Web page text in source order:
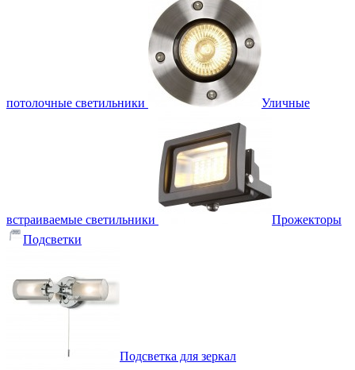
потолочные светильники Уличные
встраиваемые светильники
Прожекторы
Подсветки
Подсветка для зеркал